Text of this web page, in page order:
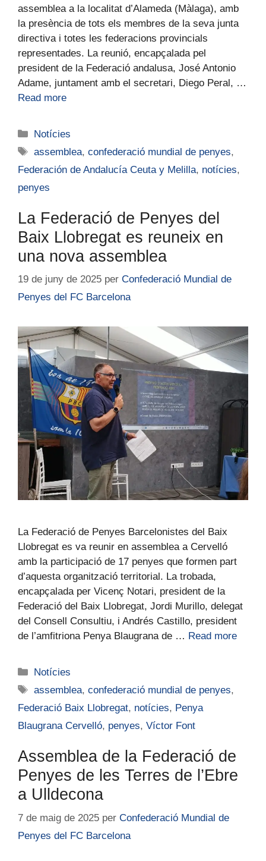
assemblea a la localitat d’Alameda (Màlaga), amb
la presència de tots els membres de la seva junta
directiva i totes les federacions provincials
representades. La reunió, encapçalada pel
president de la Federació andalusa, José Antonio
Adame, juntament amb el secretari, Diego Peral, …
Read more
Notícies
assemblea,confederació mundial de penyes,
Federación de Andalucía Ceuta y Melilla, notícies,
penyes
La Federació de Penyes del
Baix Llobregat es reuneix en
una nova assemblea
19 de juny de 2025 per Confederació Mundial de
Penyes del FC Barcelona
La Federació de Penyes Barcelonistes del Baix
Llobregat es va reunir en assemblea a Cervelló
amb la participació de 17 penyes que formen part
d’aquesta organització territorial. La trobada,
encapçalada per Vicenç Notari, president de la
Federació del Baix Llobregat, Jordi Murillo, delegat
del Consell Consultiu, i Andrés Castillo, president
de l’amfitriona Penya Blaugrana de … Read more
Notícies
assemblea,confederació mundial de penyes,
Federació Baix Llobregat, notícies, Penya
Blaugrana Cervelló, penyes, Víctor Font
Assemblea de la Federació de
Penyes de les Terres de l’Ebre
a Ulldecona
7 de maig de 2025 per Confederació Mundial de
Penyes del FC Barcelona